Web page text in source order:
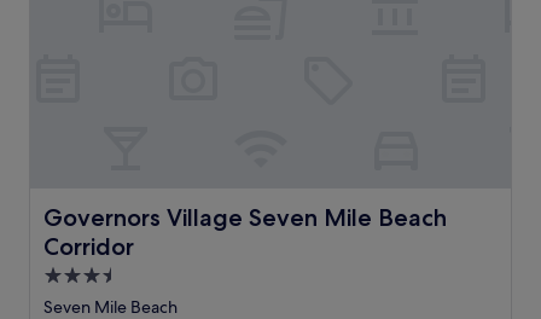
Governors Village Seven Mile Beach
Corridor
Governors Village Seven Mile Beach Corridor
Hébergement
3.5 étoiles
Seven Mile Beach